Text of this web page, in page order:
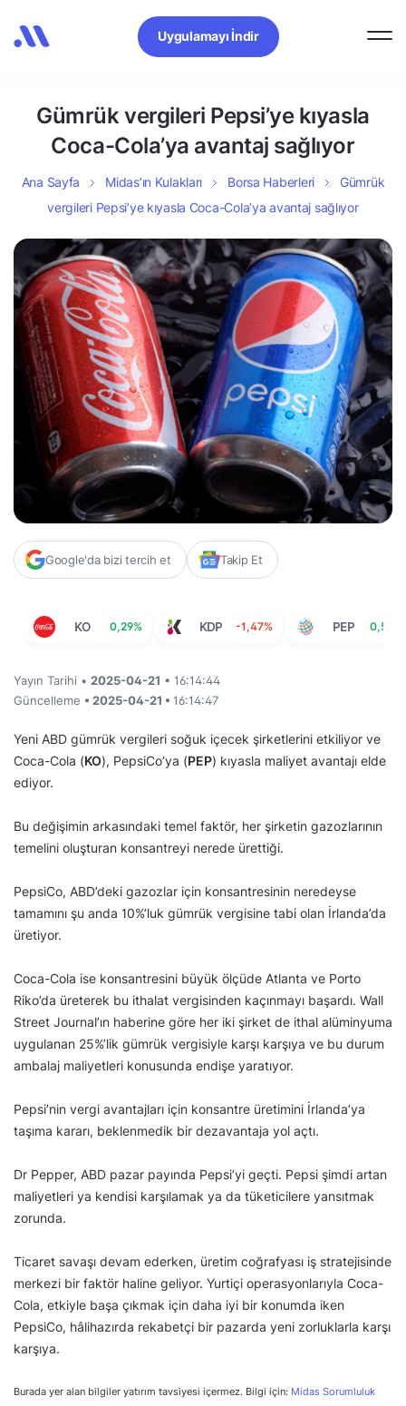
Uygulamayı İndir
Gümrük vergileri Pepsi’ye kıyasla
Coca-Cola’ya avantaj sağlıyor
Ana Sayfa Midas’ın Kulakları Borsa Haberleri
Gümrük
vergileri Pepsi’ye kıyasla Coca-Cola’ya avantaj sağlıyor
Google'da bizi tercih et Takip Et
KO 0,29% KDP -1,47% PEP 0,57%
Yayın Tarihi • 2025-04-21 • 16:14:44
Güncelleme • 2025-04-21 • 16:14:47
Yeni ABD gümrük vergileri soğuk içecek şirketlerini etkiliyor ve
Coca-Cola (KO), PepsiCo’ya (PEP) kıyasla maliyet avantajı elde
ediyor.
Bu değişimin arkasındaki temel faktör, her şirketin gazozlarının
temelini oluşturan konsantreyi nerede ürettiği.
PepsiCo, ABD’deki gazozlar için konsantresinin neredeyse
tamamını şu anda 10%’luk gümrük vergisine tabi olan İrlanda’da
üretiyor.
Coca-Cola ise konsantresini büyük ölçüde Atlanta ve Porto
Riko’da üreterek bu ithalat vergisinden kaçınmayı başardı. Wall
Street Journal’ın haberine göre her iki şirket de ithal alüminyuma
uygulanan 25%’lik gümrük vergisiyle karşı karşıya ve bu durum
ambalaj maliyetleri konusunda endişe yaratıyor.
Pepsi’nin vergi avantajları için konsantre üretimini İrlanda’ya
taşıma kararı, beklenmedik bir dezavantaja yol açtı.
Dr Pepper, ABD pazar payında Pepsi’yi geçti. Pepsi şimdi artan
maliyetleri ya kendisi karşılamak ya da tüketicilere yansıtmak
zorunda.
Ticaret savaşı devam ederken, üretim coğrafyası iş stratejisinde
merkezi bir faktör haline geliyor. Yurtiçi operasyonlarıyla Coca-
Cola, etkiyle başa çıkmak için daha iyi bir konumda iken
PepsiCo, hâlihazırda rekabetçi bir pazarda yeni zorluklarla karşı
karşıya.
Burada yer alan bilgiler yatırım tavsiyesi içermez. Bilgi için: Midas Sorumluluk